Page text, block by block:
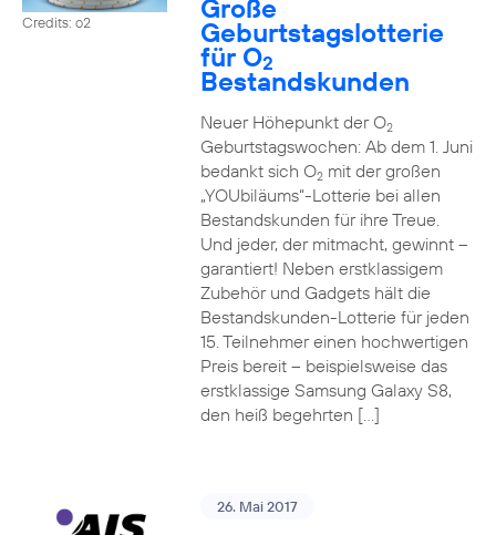
Credits: o2 Große
Geburtstagslotterie
für O2
Bestandskunden
Neuer Höhepunkt der O2
Geburtstagswochen: Ab dem 1. Juni
bedankt sich O2mit der großen
„YOUbiläums“-Lotterie bei allen
Bestandskunden für ihre Treue.
Und jeder, der mitmacht, gewinnt –
garantiert! Neben erstklassigem
Zubehör und Gadgets hält die
Bestandskunden-Lotterie für jeden
15. Teilnehmer einen hochwertigen
Preis bereit – beispielsweise das
erstklassige Samsung Galaxy S8,
den heiß begehrten […]
26. Mai 2017